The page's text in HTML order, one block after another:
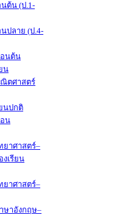
ต้น (ป.1-
ปลาย (ป.4-
นต้น
น
ตศาสตร์
นปกติ
น
ยาศาสตร์–
เรียน
ยาศาสตร์–
ษาอังกฤษ–